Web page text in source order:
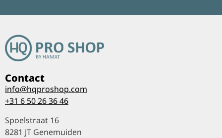
Contact
info@hqproshop.com
+31 6 50 26 36 46
Spoelstraat 16
8281 JT Genemuiden